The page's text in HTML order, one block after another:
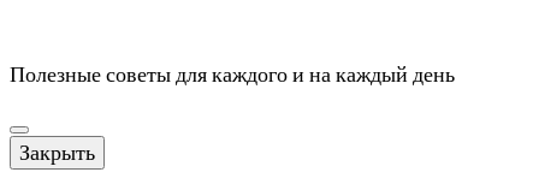
Полезные советы для каждого и на каждый день
Закрыть